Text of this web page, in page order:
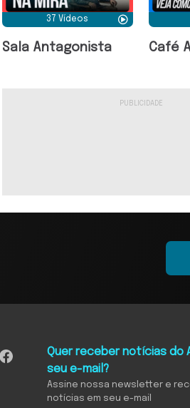
37 Vídeos
Sala Antagonista Café
Quer receber notícias do
seu e-mail?
Assine nossa newsletter e
notícias em seu e-mail